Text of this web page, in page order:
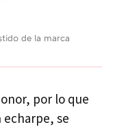
de la marca
por lo que
echarpe, se